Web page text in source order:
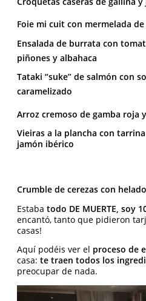
Foie mi cuit con mermelada
Ensalada de burrata con
piñones y albahaca
Tataki “suke” de salmón con
caramelizado
Arroz cremoso de gamba roja
Vieiras a la plancha con
jamón ibérico
Crumble de cerezas con
Estaba todo DE MUERTE, soy
encantó, tanto que pidieron
casas!
Aquí podéis ver el proceso de
casa: te traen todos los
preocupar de nada.